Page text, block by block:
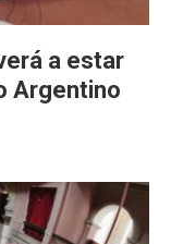
a estar
Argentino